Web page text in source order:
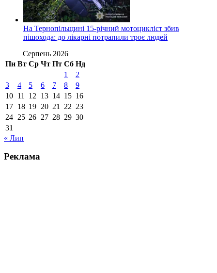
На Тернопільщині 15-річний мотоцикліст збив
пішохода: до лікарні потрапили троє людей
Серпень 2026
Пн Вт Ср Чт Пт Сб Нд
1
2
3
4 5 6 7 8
9
10 11 12 13 14 15 16
17 18 19 20 21 22 23
24 25 26 27 28 29 30
31
« Лип
Реклама